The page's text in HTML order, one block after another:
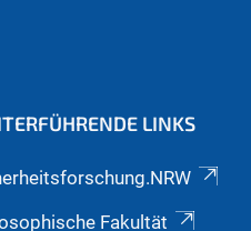
LINKS
Fakultät